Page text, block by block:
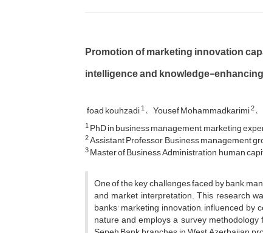
Promotion of marketing innovation
intelligence and knowledge-
foad kouhzadi1 Yousef Mohammadkarimi2
1PhD in business management, marketing
2Assistant Professor, Business management
3Master of Business Administration, human
One of the key challenges faced by bank
and market interpretation. This research
banks' marketing innovation, influenced
nature and employs a survey